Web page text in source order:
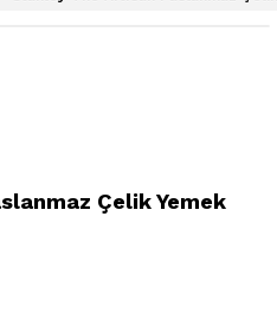
Çelik Yemek